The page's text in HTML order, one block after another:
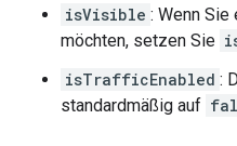
isVisible : Wenn
möchten, setzen Sie
isTrafficEnabled :
standardmäßig auf